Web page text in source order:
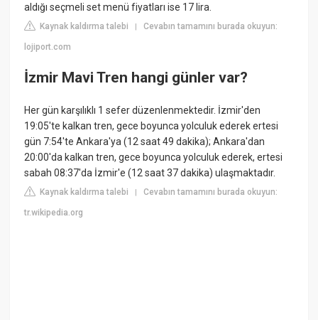
aldığı seçmeli set menü fiyatları ise 17 lira.
Kaynak kaldırma talebi |Cevabın tamamını burada okuyun:
lojiport.com
İzmir Mavi Tren hangi günler var?
Her gün karşılıklı 1 sefer düzenlenmektedir. İzmir'den
19:05'te kalkan tren, gece boyunca yolculuk ederek ertesi
gün 7:54'te Ankara'ya (12 saat 49 dakika); Ankara'dan
20:00'da kalkan tren, gece boyunca yolculuk ederek, ertesi
sabah 08:37'da İzmir'e (12 saat 37 dakika) ulaşmaktadır.
Kaynak kaldırma talebi |Cevabın tamamını burada okuyun:
tr.wikipedia.org